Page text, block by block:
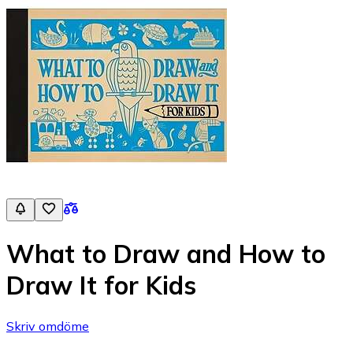
What to Draw and How to
Draw It for Kids
Skriv omdöme